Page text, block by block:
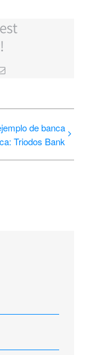
Correo
de banca
Triodos Bank